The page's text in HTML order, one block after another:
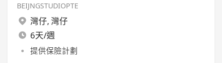
BEIJNGSTUDIOPTE
灣仔, 灣仔
6天/週
提供保險計劃